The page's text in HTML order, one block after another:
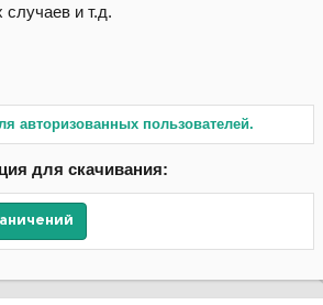
и т.д.
авторизованных пользователей.
для скачивания: